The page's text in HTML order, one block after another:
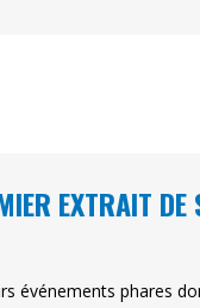
EXTRAIT
événements phares